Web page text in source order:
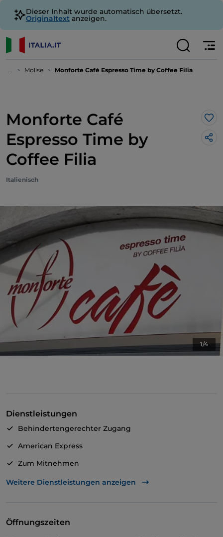
Dieser Inhalt wurde automatisch übersetzt.
Originaltext anzeigen.
... Molise Monforte Café Espresso Time by Coffee Filia
Monforte Café
Espresso Time by
Coffee Filia
Italienisch
1/4
Dienstleistungen
Behindertengerechter Zugang
American Express
Zum Mitnehmen
Geldautomat
Weitere Dienstleistungen anzeigen
Öffnungszeiten